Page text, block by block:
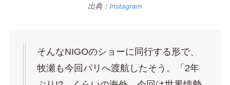
出典： Instagram
そんなNIGOのショーに同行する形で、
牧瀬も今回パリへ渡航したそう。「2年